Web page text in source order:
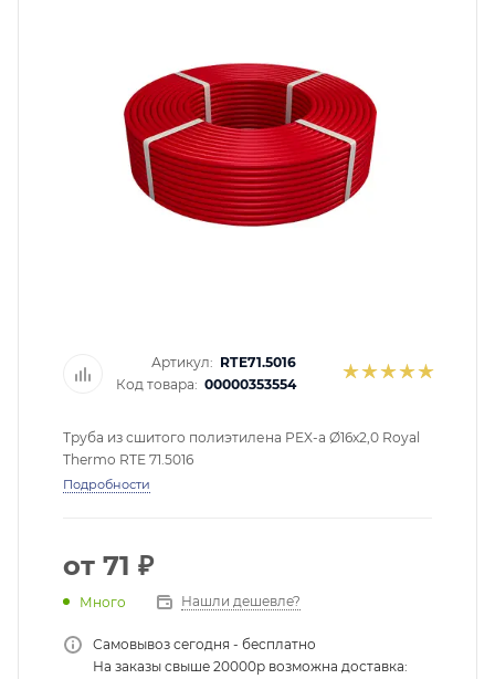
Артикул: RTE71.5016
Код товара: 00000353554
Труба из сшитого полиэтилена PEX-a Ø16х2,0 Royal
Thermo RTE 71.5016
Подробности
от 71 ₽
Много Нашли дешевле?
Самовывоз сегодня - бесплатно
На заказы свыше 20000р возможна доставка:
ЗАКАЗАТЬ ЗВОНОК